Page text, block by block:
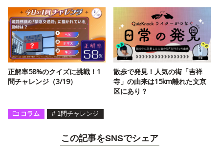
正解率58%のクイズに挑戦！1
問チャレンジ（3/19）
散歩で発見！人気の街「吉祥
寺」の由来は15km離れた文京
区にあり？
コラム # 1問チャレンジ
この記事をSNSでシェア